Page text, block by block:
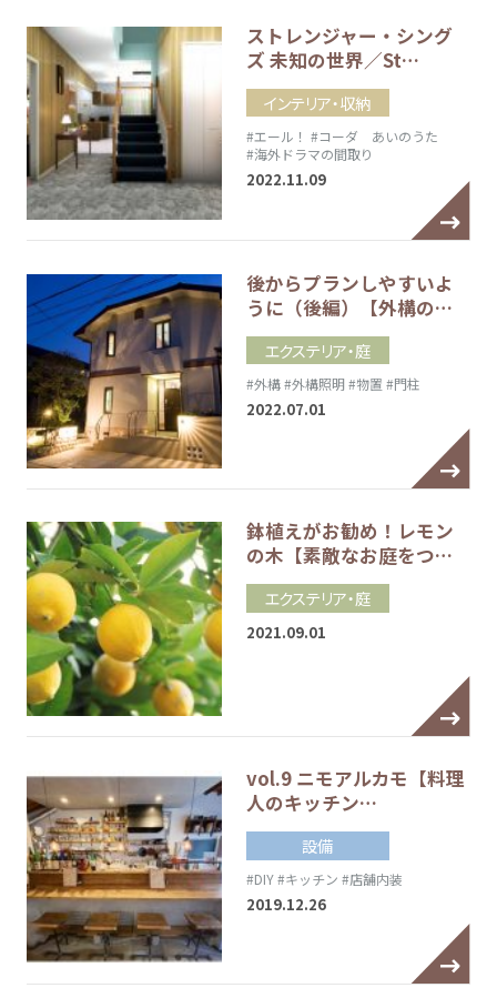
ストレンジャー・シング
ズ 未知の世界／St…
インテリア・収納
#エール！ #コーダ あいのうた
#海外ドラマの間取り
2022.11.09
後からプランしやすいよ
うに（後編）【外構の…
エクステリア・庭
#外構#外構照明 #物置 #門柱
2022.07.01
鉢植えがお勧め！レモン
の木【素敵なお庭をつ…
エクステリア・庭
2021.09.01
vol.9 ニモアルカモ【料理
人のキッチン…
設備
#DIY#キッチン #店舗内装
2019.12.26